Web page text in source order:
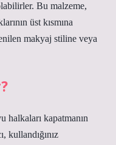
Bu malzeme,
üst kısmına
makyaj stiline veya
halkaları kapatmanın
kullandığınız